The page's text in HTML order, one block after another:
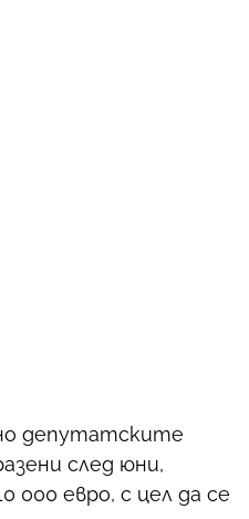
депутатските
след юни,
000 евро, с цел да се